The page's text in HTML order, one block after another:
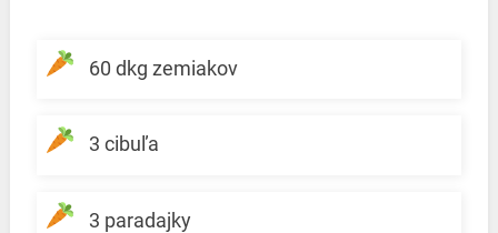
60 dkg zemiakov
3 cibuľa
3 paradajky